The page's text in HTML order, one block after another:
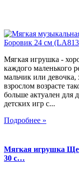
Мягкая игрушка -
каждого маленького
мальчик или девочка,
взрослом возрасте
больше актуален для
детских игр с...
Подробнее »
Мягкая игрушка
30 с…